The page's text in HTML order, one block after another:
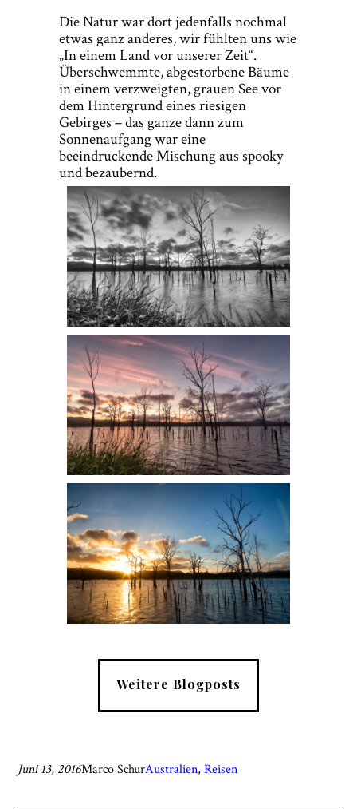
Die Natur war dort jedenfalls nochmal
etwas ganz anderes, wir fühlten uns wie
„In einem Land vor unserer Zeit“.
Überschwemmte, abgestorbene Bäume
in einem verzweigten, grauen See vor
dem Hintergrund eines riesigen
Gebirges – das ganze dann zum
Sonnenaufgang war eine
beeindruckende Mischung aus spooky
und bezaubernd.
Weitere Blogposts
Juni 13, 2016Marco SchurAustralien, Reisen